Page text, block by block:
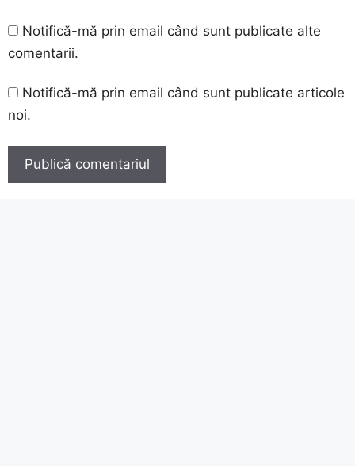
Notifică-mă prin email când sunt publicate alte
comentarii.
Notifică-mă prin email când sunt publicate articole
noi.